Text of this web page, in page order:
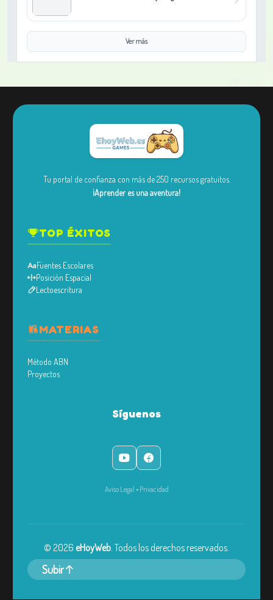
Ver más
Tu portal de confianza con más de 250 recursos gratuitos.
¡Aprender es una aventura!
TOP ÉXITOS
Fuentes Escolares
Posición Espacial
Lectoescritura
MATERIAS
Método ABN
Proyectos
Síguenos
Aviso Legal • Privacidad
© 2026 eHoyWeb. Todos los derechos reservados.
Subir